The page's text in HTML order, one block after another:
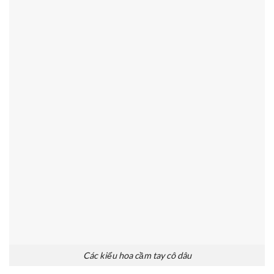
Các kiểu hoa cầm tay cô dâu